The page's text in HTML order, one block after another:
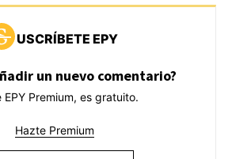
USCRÍBETE EPY
un nuevo comentario?
EPY Premium, es gratuito.
Hazte Premium